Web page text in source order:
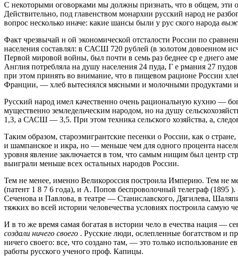
С некоторыми оговорками мы должны признать, что в общем, эти
Действительно, под главенством монархии русский народ не
вопрос несколько иначе: какие шансы были у рус ского народа
Факт чрезвычай н ой экономической отсталости России по
населения составлял: в САСШ 720 рублей (в золотом
Первой мировой войны, был почти в семь раз беднее ср е днего
Англия потребляла на душу населения 24 пуда, Г е рмания 27
при этом принять во внимание, что в пищевом рационе России
Франции, — хлеб вытеснялся мясными и молочными продуктами
Русский народ имел качественно очень рациональную кухню —
мущественно земледельческим народом, но на душу
1,3, а САСШ — 3,5. При этом техника сельского хозяйства, а,
Таким образом, староэмигрантские песенки о России, как о
и шампанское и икра, но — меньше чем для одного процента
уровня явление заключается в том, что самым нищим был центр
выиграли меньше всех остальных народов России.
Тем не менее, именно Великороссия построила Империю. Тем не
(патент 1 8 7 6 года), и А. Попов беспроволочный телеграф (1895
Сеченова и Павлова, в театре — Станиславского, Дягилева,
тяжких во всей истории человечества условиях построила самую
И в то же время самая богатая в истории чело в ечества нация —
создали ничего своего . Русские люди, ослепленные богатством и
ничего своего: все, что создано там, — это только использование
работы русского ученого проф. Капицы.